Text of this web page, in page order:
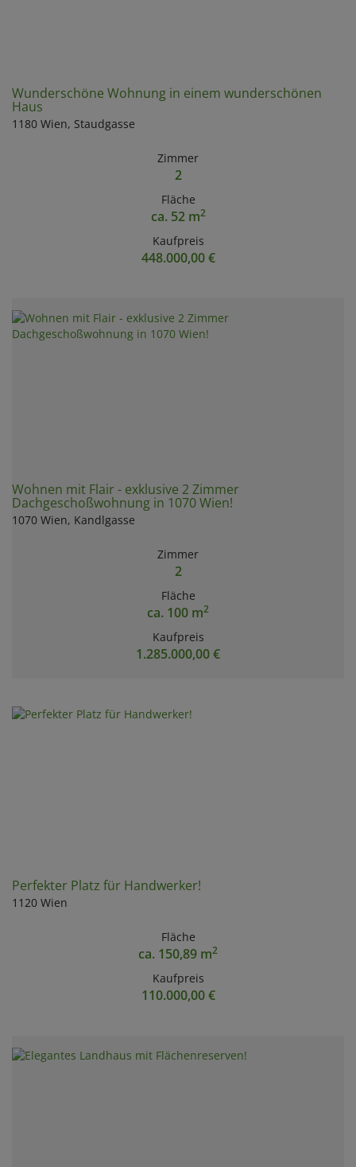
Wunderschöne Wohnung in einem wunderschönen
Haus
1180 Wien, Staudgasse
Zimmer
2
Fläche
ca. 52 m2
Kaufpreis
448.000,00 €
Wohnen mit Flair - exklusive 2 Zimmer
Dachgeschoßwohnung in 1070 Wien!
1070 Wien, Kandlgasse
Zimmer
2
Fläche
ca. 100 m2
Kaufpreis
1.285.000,00 €
Perfekter Platz für Handwerker!
1120 Wien
Fläche
ca. 150,89 m2
Kaufpreis
110.000,00 €